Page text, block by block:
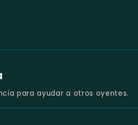
para ayudar a otros oyentes.